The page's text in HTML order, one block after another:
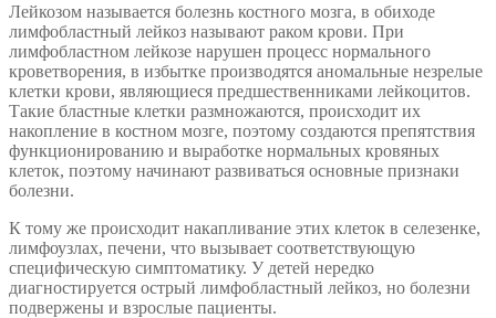
Лейкозом называется болезнь костного мозга, в обиходе
лимфобластный лейкоз называют раком крови. При
лимфобластном лейкозе нарушен процесс нормального
кроветворения, в избытке производятся аномальные незрелые
клетки крови, являющиеся предшественниками лейкоцитов.
Такие бластные клетки размножаются, происходит их
накопление в костном мозге, поэтому создаются препятствия
функционированию и выработке нормальных кровяных
клеток, поэтому начинают развиваться основные признаки
болезни.
К тому же происходит накапливание этих клеток в селезенке,
лимфоузлах, печени, что вызывает соответствующую
специфическую симптоматику. У детей нередко
диагностируется острый лимфобластный лейкоз, но болезни
подвержены и взрослые пациенты.